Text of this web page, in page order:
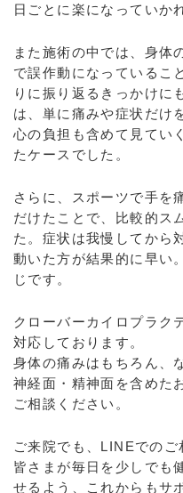
日ごとに楽になっていか
また施術の中では、身体
で誤作動になっているこ
りに振り返るきっかけに
は、単に痛みや症状だけ
心の負担も含めて見てい
たケースでした。
さらに、スポーツで手を
だけたことで、比較的ス
た。症状は我慢してから
動いた方が結果的に早い
じです。
クローバーカイロプラク
対応しております。
身体の痛みはもちろん、
神経面・精神面を含めた
ご相談ください。
ご来院でも、LINEでのご
皆さまが毎日を少しでも
せるよう、これからもサ